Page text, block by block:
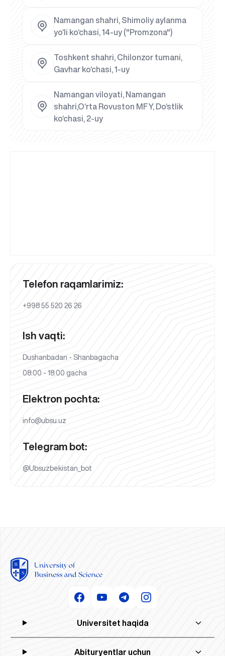
Namangan shahri, Shimoliy aylanma
yo‘li ko‘chasi, 14-uy ("Promzona")
Toshkent shahri, Chilonzor tumani,
Gavhar ko‘chasi, 1-uy
Namangan viloyati, Namangan
shahri,O‘rta Rovuston MFY, Do‘stlik
ko‘chasi, 2-uy
Telefon raqamlarimiz:
+998 55 520 26 26
Ish vaqti:
Dushanbadan - Shanbagacha
08:00 - 18:00 gacha
Elektron pochta:
info@ubsu.uz
Telegram bot:
@Ubsuzbekistan_bot
Universitet haqida
Abituryentlar uchun